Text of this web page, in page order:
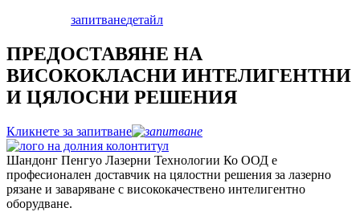
запитванедетайл
ПРЕДОСТАВЯНЕ НА
ВИСОКОКЛАСНИ ИНТЕЛИГЕНТНИ
И ЦЯЛОСНИ РЕШЕНИЯ
Кликнете за запитване
Шандонг Пенгуо Лазерни Технологии Ко ООД е
професионален доставчик на цялостни решения за лазерно
рязане и заваряване с висококачествено интелигентно
оборудване.